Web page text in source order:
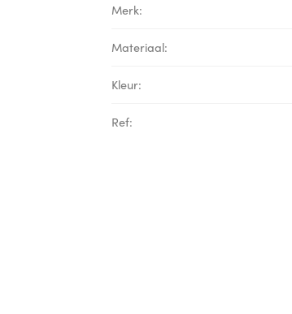
Merk:
Materiaal:
Kleur:
Ref: